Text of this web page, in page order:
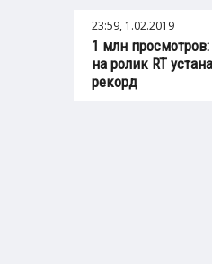
23:59, 1.02.2019
1 млн
на ролик RT
рекорд